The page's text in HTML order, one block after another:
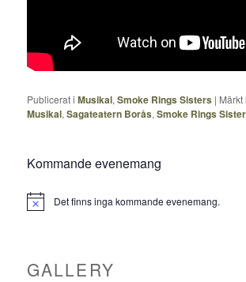
Publicerat i Musikal,Smoke Rings Sisters | Märkt
Musikal,Sagateatern Borås,Smoke Rings
Kommande evenemang
Notis Det finns inga kommande evenemang.
GALLERY